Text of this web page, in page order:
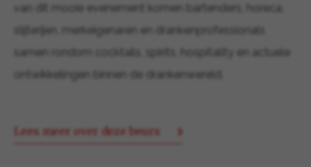
van dit mooie evenement komen bartenders, horeca,
slijterijen, merkeigenaren en drankenprofessionals
samen rondom cocktails, spirits, hospitality en actuele
ontwikkelingen binnen de drankenwereld.
Lees meer over deze beurs